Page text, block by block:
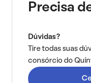
Precisa
Dúvidas?
Tire todas suas
consórcio do